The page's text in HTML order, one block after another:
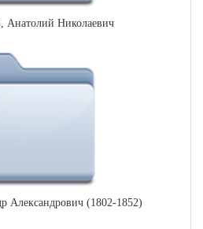
Анатолий Николаевич
Александрович (1802-1852)